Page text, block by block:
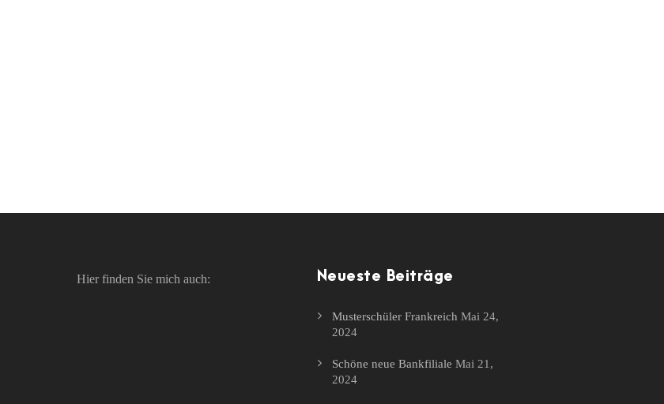
Hier finden Sie mich auch: Neueste Beiträge
Musterschüler Frankreich Mai 24,
2024
Schöne neue Bankfiliale Mai 21,
2024